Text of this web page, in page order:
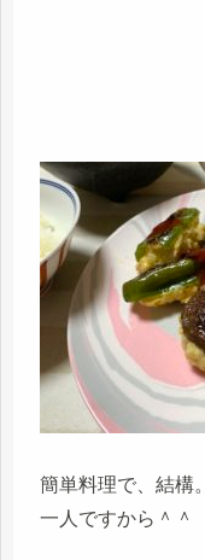
簡単料理で、結構。
一人ですから＾＾